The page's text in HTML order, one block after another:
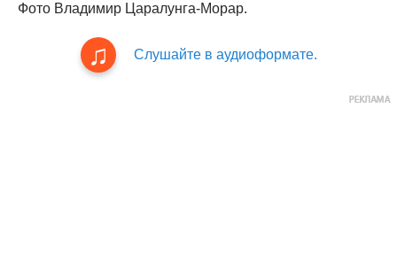
Фото Владимир Царалунга-Морар.
Слушайте в аудиоформате.